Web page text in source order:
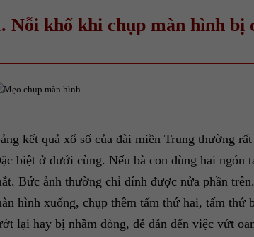
Nỗi khổ khi chụp màn hình bị
kết quả xổ số của đài miền Trung thường
biệt ở dưới cùng. Nếu bà con dùng hai ngón
Bức ảnh thường chỉ dính được nửa phần
hình xuống, chụp thêm tấm thứ hai, tấm
lại hay bị nhầm dòng, dễ dẫn đến việc vứt